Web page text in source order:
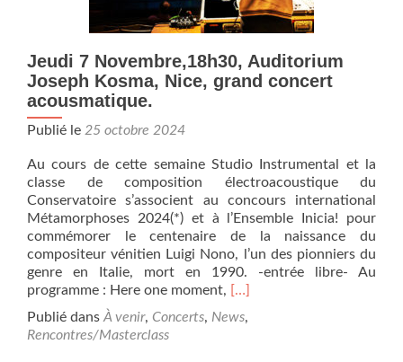
Jeudi 7 Novembre,18h30, Auditorium
Joseph Kosma, Nice, grand concert
acousmatique.
Publié le 25 octobre 2024
Au cours de cette semaine Studio Instrumental et la
classe de composition électroacoustique du
Conservatoire s’associent au concours international
Métamorphoses 2024(*) et à l’Ensemble Inicia! pour
commémorer le centenaire de la naissance du
compositeur vénitien Luigi Nono, l’un des pionniers du
genre en Italie, mort en 1990. -entrée libre- Au
programme : Here one moment, En
plus
[…]
Publié dansÀ venir, Concerts, News,
Rencontres/Masterclass